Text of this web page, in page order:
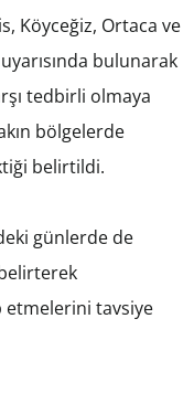
Köyceğiz, Ortaca ve
bulunarak
tedbirli olmaya
bölgelerde
belirtildi.
günlerde de
etmelerini tavsiye